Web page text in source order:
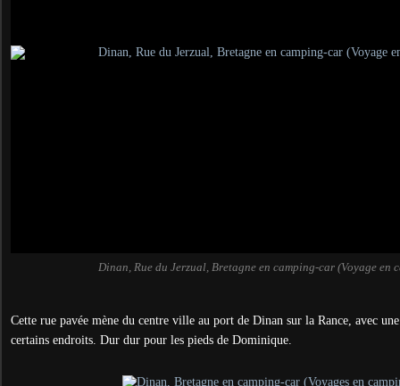
Dinan, Rue du Jerzual, Bretagne en camping-car (Voyage en
Cette rue pavée mène du centre ville au port de Dinan sur la Rance, avec
certains endroits. Dur dur pour les pieds de Dominique.